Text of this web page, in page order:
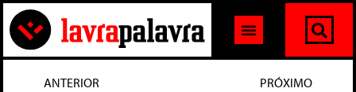
ANTERIOR PRÓXIMO